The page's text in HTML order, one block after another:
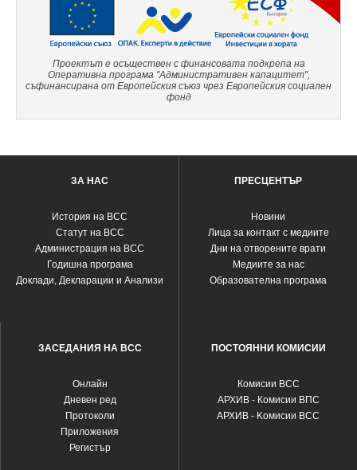
Проектът е осъществен с финансовата подкрепа на
Оперативна програма "Административен капацитет",
съфинансирана от Европейския съюз чрез Европейския социален
фонд
ЗА НАС
История на ВСС
Статут на ВСС
Администрация на ВСС
Годишна програма
Доклади, Декларации и Анализи
ПРЕСЦЕНТЪР
Новини
Лица за контакт с медиите
Дни на отворените врати
Медиите за нас
Образователна програма
ЗАСЕДАНИЯ НА ВСС
Oнлайн
Дневен ред
Протоколи
Приложения
Регистър
ПОСТОЯННИ КОМИСИИ
Комисии ВСС
АРХИВ - Комисии ВПС
АРХИВ - Kомисии ВСС